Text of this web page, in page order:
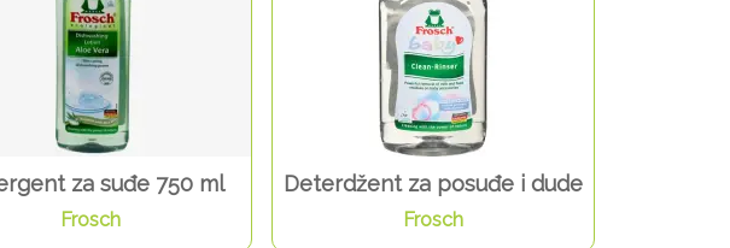
za suđe 750 ml
Frosch
Deterdžent za posuđe i dude
Frosch